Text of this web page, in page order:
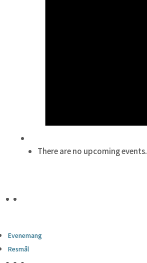
There are no upcoming events.
Evenemang
Resmål